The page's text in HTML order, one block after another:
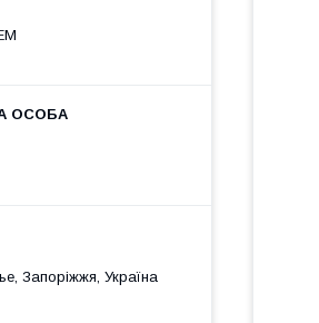
Запоріжжя, Україна